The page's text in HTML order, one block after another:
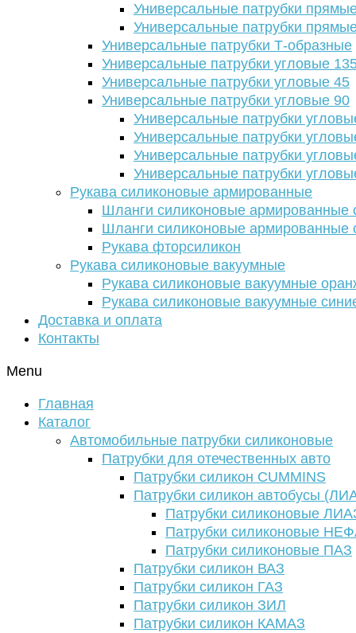
Универсальные патрубки
Универсальные патрубки
Универсальные патрубки Т-образные
Универсальные патрубки угловые
Универсальные патрубки угловые 45
Универсальные патрубки угловые 90
Универсальные патрубки
Универсальные патрубки
Универсальные патрубки
Универсальные патрубки
Рукава силиконовые армированные
Шланги силиконовые армированные
Шланги силиконовые армированные
Рукава фторсиликон
Рукава силиконовые вакуумные
Рукава силиконовые вакуумные
Рукава силиконовые вакуумные
Доставка и оплата
Контакты
Menu
Главная
Каталог
Автомобильные патрубки силиконовые
Патрубки для отечественных авто
Патрубки силикон CUMMINS
Патрубки силикон автобусы
Патрубки силиконовые
Патрубки силиконовые
Патрубки силиконовые ПАЗ
Патрубки силикон ВАЗ
Патрубки силикон ГАЗ
Патрубки силикон ЗИЛ
Патрубки силикон КАМАЗ